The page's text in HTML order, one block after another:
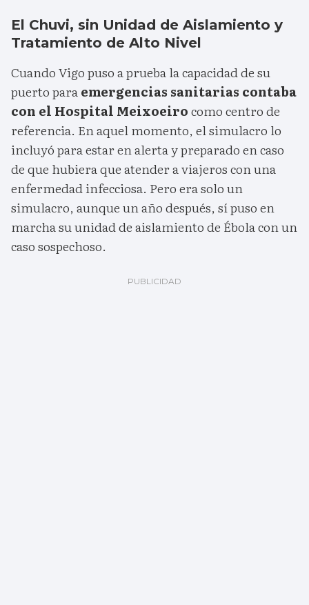
El Chuvi, sin Unidad de Aislamiento y
Tratamiento de Alto Nivel
Cuando Vigo puso a prueba la capacidad de su
puerto paraemergencias sanitarias contaba
con el Hospital Meixoeirocomo centro de
referencia. En aquel momento, el simulacro lo
incluyó para estar en alerta y preparado en caso
de que hubiera que atender a viajeros con una
enfermedad infecciosa. Pero era solo un
simulacro, aunque un año después, sí puso en
marcha su unidad de aislamiento de Ébola con un
caso sospechoso.